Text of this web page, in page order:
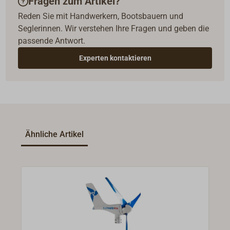
Reden Sie mit Handwerkern, Bootsbauern und
Seglerinnen. Wir verstehen Ihre Fragen und geben die
passende Antwort.
Experten kontaktieren
Ähnliche Artikel